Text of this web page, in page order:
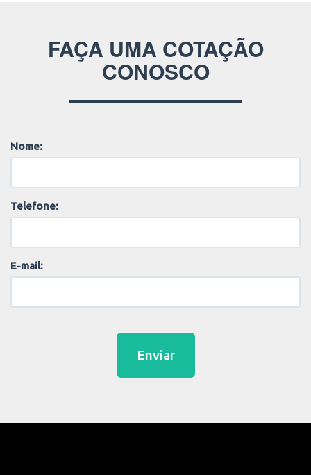
FAÇA UMA COTAÇÃO
CONOSCO
Nome:
Telefone:
E-mail:
Enviar